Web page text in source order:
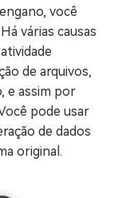
você
várias causas
de arquivos,
e assim por
pode usar
de dados
original.